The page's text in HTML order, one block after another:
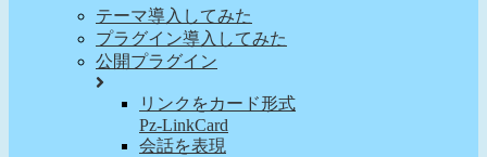
テーマ導入してみた
プラグイン導入してみた
公開プラグイン
リンクをカード形式
Pz-LinkCard
会話を表現